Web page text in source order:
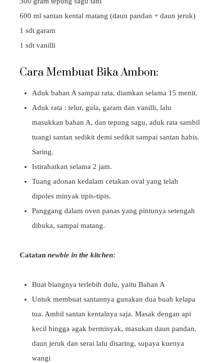
600 ml santan kental matang (daun pandan + daun jeruk)
1 sdt garam
1 sdt vanilli
Cara Membuat Bika Ambon:
Aduk bahan A sampai rata, diamkan selama 15 menit.
Aduk rata : telur, gula, garam dan vanilli, lalu
masukkan bahan A, dan tepung sagu, aduk rata sambil
tuangi santan sedikit demi sedikit sampai santan habis.
Saring.
Istirahatkan selama 2 jam.
Tuang adonan kedalam cetakan oval yang telah
dipoles minyak tipis-tipis.
Panggang dalam oven panas yang pintunya setengah
dibuka, sampai matang.
Catatan newbie in the kitchen:
Buat biangnya terlebih dulu, yaitu Bahan A
Untuk membuat santannya gunakan dua buah kelapa
tua. Ambil santan kentalnya saja. Masak dengan api
kecil hingga agak berminyak, masukan daun pandan,
daun jeruk dan serai lalu disaring, supaya kuenya
wangi